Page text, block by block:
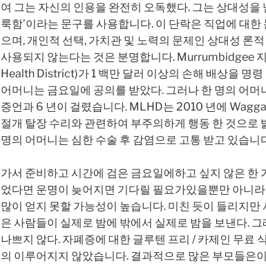
여 그는 자신의 인용을 완전히 오독했다. 그는 상대성을
룩함’이라는 문구를 사용합니다. 이 단락은 직업에 대한
으며, 개인적 선택, 가치관 및 노력의 문제인 상대성 론적
사용되지 않는다는 것은 분명합니다. Murrumbidgee
Health District)가 1 백만 달러 이상의 손해 배상을 명령
어머니는 금요일에 공의를 받았다. 그러나 한 명의 어머
증언과 6 년이 걸렸습니다. MLHD는 2010 년에
절개 탈장 수리와 관련하여 부주의하게 행동 한 것으로
명의 어머니는 심한 수술 후 감염으로 고통 받고 있습니
가서 준비하고 시간에 검은 금요일에하고 싶지 않은 한
었다면 운명이 늦어지면 기다릴 필요가있을뿐만 아니
많이 얻지 못할 가능성이 높습니다. 미친 듯이 들리지만
은 사람들이 실제로 밤에 밖에서 실제로 밤을 보낸다. 그
나쁘지 않다. 자폐증에 대한 글루텐 프리 / 카제인 무료
의 이루어지지 않았습니다. 결과적으로 많은 부모들은